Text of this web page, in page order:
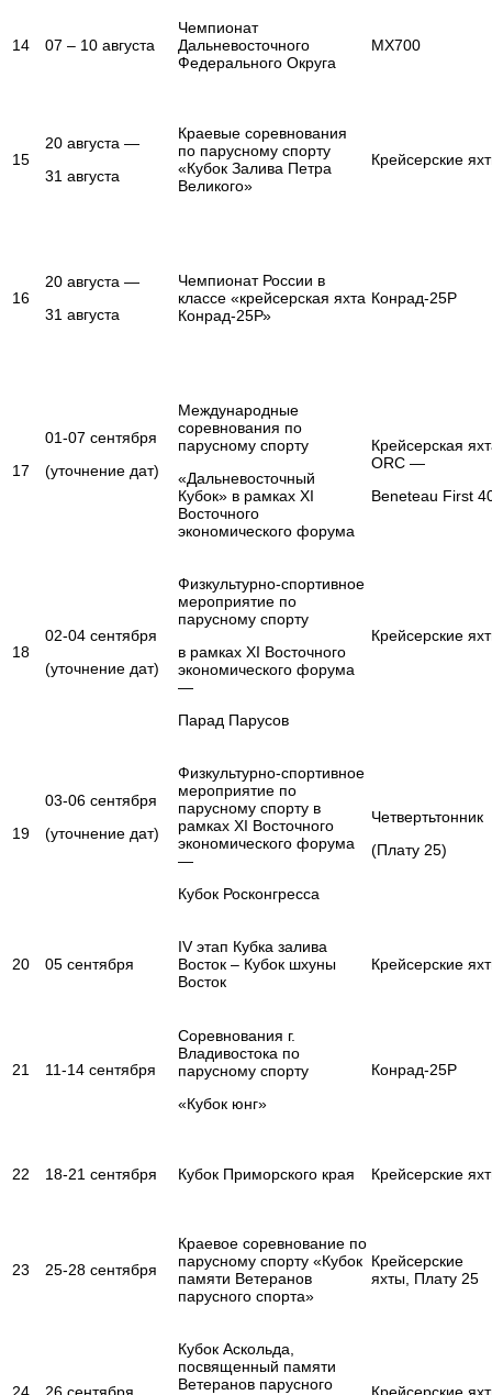
14 07 – 10 августа
Чемпионат
Дальневосточного
Федерального Округа
MX700
15
20 августа —
31 августа
Краевые соревнования
по парусному спорту
«Кубок Залива Петра
Великого»
Крейсерские
16
20 августа —
31 августа
Чемпионат России в
классе «крейсерская яхта
Конрад-25Р»
Конрад-25Р
17
01-07 сентября
(уточнение дат)
Международные
соревнования по
парусному спорту
«Дальневосточный
Кубок» в рамках XI
Восточного
экономического форума
Крейсерская
ORC —
Beneteau First
18
02-04 сентября
(уточнение дат)
Физкультурно-спортивное
мероприятие по
парусному спорту
в рамках XI Восточного
экономического форума
—
Парад Парусов
Крейсерские
19
03-06 сентября
(уточнение дат)
Физкультурно-спортивное
мероприятие по
парусному спорту в
рамках XI Восточного
экономического форума
—
Кубок Росконгресса
Четвертьтонник
(Плату 25)
20 05 сентября
IV этап Кубка залива
Восток – Кубок шхуны
Восток
Крейсерские
21 11-14 сентября
Соревнования г.
Владивостока по
парусному спорту
«Кубок юнг»
Конрад-25Р
22 18-21 сентября Кубок Приморского края Крейсерские
23 25-28 сентября
Краевое соревнование по
парусному спорту «Кубок
памяти Ветеранов
парусного спорта»
Крейсерские
яхты, Плату 25
Кубок Аскольда,
посвященный памяти
Ветеранов парусного